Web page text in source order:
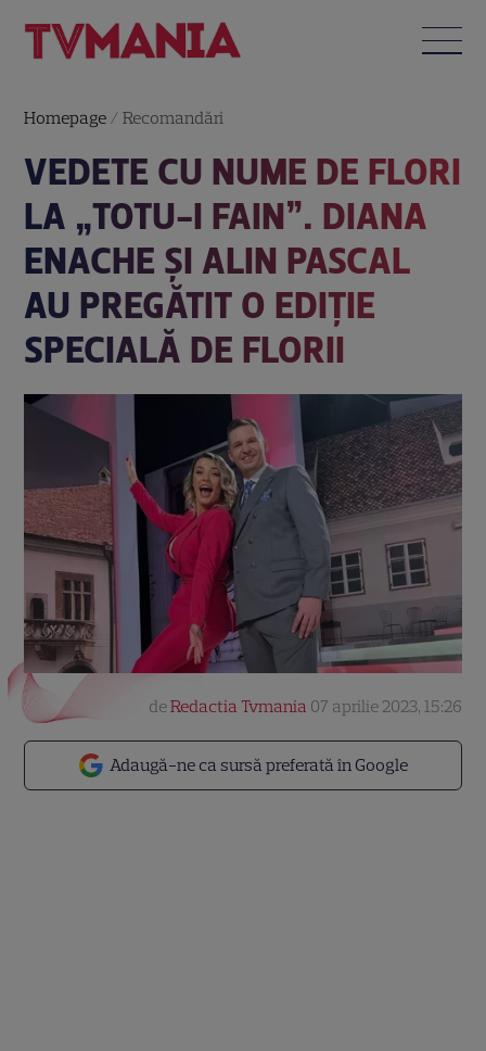
Homepage /Recomandări
VEDETE CU NUME DE FLORI
LA „TOTU-I FAIN”. DIANA
ENACHE ȘI ALIN PASCAL
AU PREGĂTIT O EDIȚIE
SPECIALĂ DE FLORII
Adaugă-ne ca sursă preferată în Google
deRedactia Tvmania 07 aprilie 2023, 15:26